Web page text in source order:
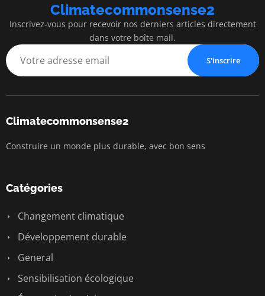
Climatecommonsense2
Inscrivez-vous pour recevoir nos derniers articles directement
dans votre boîte mail.
S'inscrire
Climatecommonsense2
Construire un monde plus durable, avec bon sens
Catégories
Changement climatique
Développement durable
General
Sensibilisation écologique